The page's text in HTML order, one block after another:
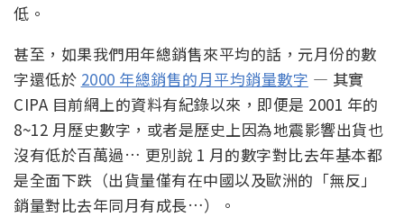
低。
甚至，如果我們用年總銷售來平均的話，元月份的數
字還低於 2000 年總銷售的月平均銷量數字 — 其實
CIPA 目前網上的資料有紀錄以來，即便是 2001 年的
8~12 月歷史數字，或者是歷史上因為地震影響出貨也
沒有低於百萬過… 更別說 1 月的數字對比去年基本都
是全面下跌（出貨量僅有在中國以及歐洲的「無反」
銷量對比去年同月有成長…）。